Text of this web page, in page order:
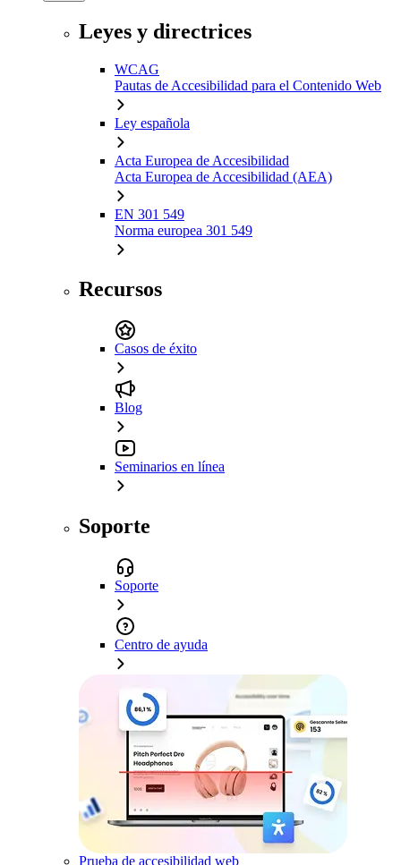
Leyes y directrices
WCAG
Pautas de Accesibilidad para el Contenido Web
Ley española
Acta Europea de Accesibilidad
Acta Europea de Accesibilidad (AEA)
EN 301 549
Norma europea 301 549
Recursos
Casos de éxito
Blog
Seminarios en línea
Soporte
Soporte
Centro de ayuda
Prueba de accesibilidad web